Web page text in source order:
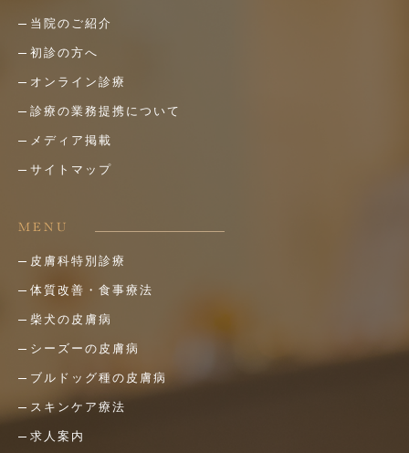
当院のご紹介
初診の方へ
オンライン診療
診療の業務提携について
メディア掲載
サイトマップ
MENU
皮膚科特別診療
体質改善・食事療法
柴犬の皮膚病
シーズーの皮膚病
ブルドッグ種の皮膚病
スキンケア療法
求人案内